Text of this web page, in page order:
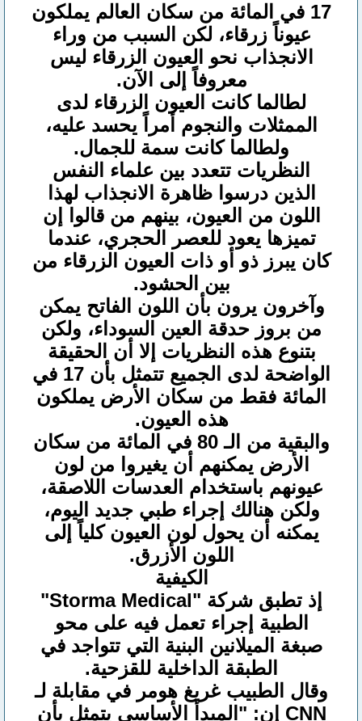
17 في المائة من سكان العالم يملكون
عيوناً زرقاء، لكن السبب من وراء
الانجذاب نحو العيون الزرقاء ليس
معروفاً إلى الآن.
لطالما كانت العيون الزرقاء لدى
الممثلات والنجوم أمراً يحسد عليه،
ولطالما كانت سمة للجمال.
النظريات تتعدد بين علماء النفس
الذين درسوا ظاهرة الانجذاب لهذا
اللون من العيون، بينهم من قالوا إن
تميزها يعود للعصر الحجري، عندما
كان يبرز ذو أو ذات العيون الزرقاء من
بين الحشود.
وآخرون يرون بأن اللون الفاتح يمكن
من بروز حدقة العين السوداء، ولكن
بتنوع هذه النظريات إلا أن الحقيقة
الواضحة لدى الجميع تتمثل بأن 17 في
المائة فقط من سكان الأرض يملكون
هذه العيون.
والبقية من الـ 80 في المائة من سكان
الأرض يمكنهم أن يغيروا من لون
عيونهم باستخدام العدسات اللاصقة،
ولكن هنالك إجراء طبي جديد اليوم،
يمكنه أن يحول لون العيون كلياً إلى
اللون الأزرق.
الكيفية
إذ تطبق شركة "Storma Medical"
الطبية إجراء تعمل فيه على محو
صبغة الميلانين البنية التي تتواجد في
الطبقة الداخلية للقزحية.
وقال الطبيب غريغ هومر في مقابلة لـ
CNN إن: "المبدأ الأساسي يتمثل بأن